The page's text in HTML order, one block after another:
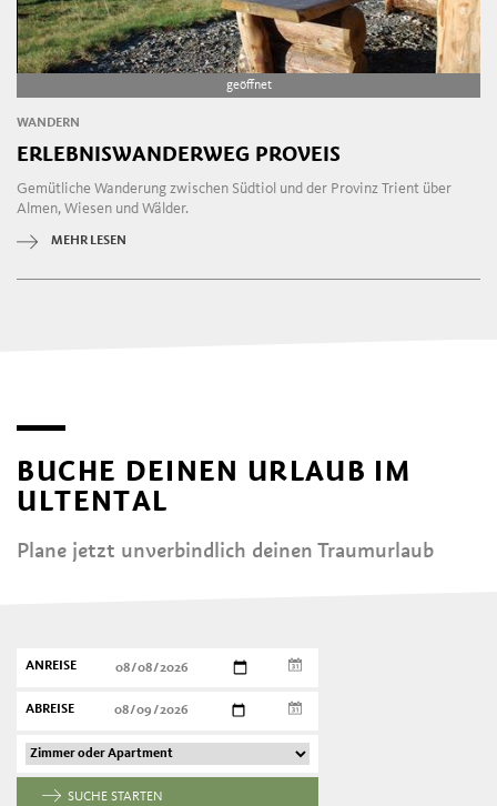
geöffnet
WANDERN
ERLEBNISWANDERWEG PROVEIS
Gemütliche Wanderung zwischen Südtiol und der Provinz Trient über
Almen, Wiesen und Wälder.
MEHR LESEN
BUCHE DEINEN URLAUB IM
ULTENTAL
Plane jetzt unverbindlich deinen Traumurlaub
ANREISE
ABREISE
SUCHE STARTEN